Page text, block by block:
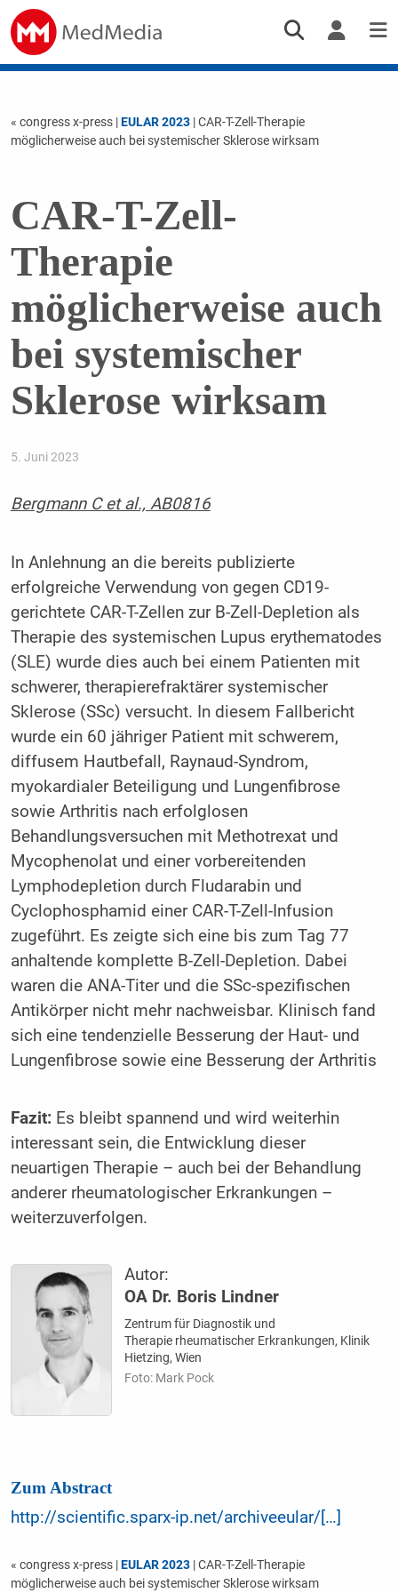
« congress x-press |EULAR 2023| CAR-T-Zell-Therapie
möglicherweise auch bei systemischer Sklerose wirksam
CAR-T-Zell-
Therapie
möglicherweise auch
bei systemischer
Sklerose wirksam
5. Juni 2023
Bergmann C et al., AB0816
In Anlehnung an die bereits publizierte
erfolgreiche Verwendung von gegen CD19-
gerichtete CAR-T-Zellen zur B-Zell-Depletion als
Therapie des systemischen Lupus erythematodes
(SLE) wurde dies auch bei einem Patienten mit
schwerer, therapierefraktärer systemischer
Sklerose (SSc) versucht. In diesem Fallbericht
wurde ein 60 jähriger Patient mit schwerem,
diffusem Hautbefall, Raynaud-Syndrom,
myokardialer Beteiligung und Lungenfibrose
sowie Arthritis nach erfolglosen
Behandlungsversuchen mit Methotrexat und
Mycophenolat und einer vorbereitenden
Lymphodepletion durch Fludarabin und
Cyclophosphamid einer CAR-T-Zell-Infusion
zugeführt. Es zeigte sich eine bis zum Tag 77
anhaltende komplette B-Zell-Depletion. Dabei
waren die ANA-Titer und die SSc-spezifischen
Antikörper nicht mehr nachweisbar. Klinisch fand
sich eine tendenzielle Besserung der Haut- und
Lungenfibrose sowie eine Besserung der Arthritis
Fazit:Es bleibt spannend und wird weiterhin
interessant sein, die Entwicklung dieser
neuartigen Therapie – auch bei der Behandlung
anderer rheumatologischer Erkrankungen –
weiterzuverfolgen.
Autor:
OA Dr. Boris Lindner
Zentrum für Diagnostik und
Therapie rheumatischer Erkrankungen, Klinik
Hietzing, Wien
Foto: Mark Pock
Zum Abstract
http://scientific.sparx-ip.net/archiveeular/[…]
« congress x-press |EULAR 2023| CAR-T-Zell-Therapie
möglicherweise auch bei systemischer Sklerose wirksam